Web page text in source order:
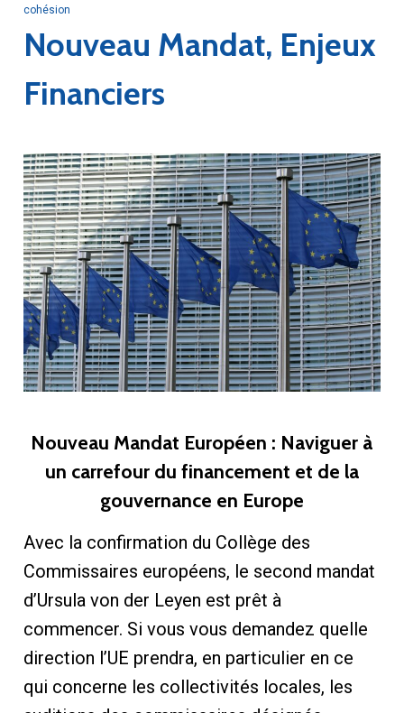
cohésion
Nouveau Mandat, Enjeux
Financiers
Nouveau Mandat Européen : Naviguer à
un carrefour du financement et de la
gouvernance en Europe
Avec la confirmation du Collège des
Commissaires européens, le second mandat
d’Ursula von der Leyen est prêt à
commencer. Si vous vous demandez quelle
direction l’UE prendra, en particulier en ce
qui concerne les collectivités locales, les